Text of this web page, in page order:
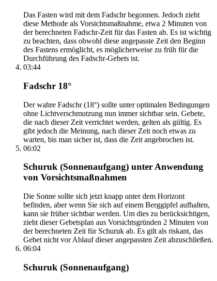
Das Fasten wird mit dem Fadschr begonnen. Jedoch zieht
diese Methode als Vorsichtsmaßnahme, etwa 2 Minuten von
der berechneten Fadschr-Zeit für das Fasten ab. Es ist wichtig
zu beachten, dass obwohl diese angepasste Zeit den Beginn
des Fastens ermöglicht, es möglicherweise zu früh für die
Durchführung des Fadschr-Gebets ist.
03:44
Fadschr 18°
Der wahre Fadschr (18°) sollte unter optimalen Bedingungen
ohne Lichtverschmutzung nun immer sichtbar sein. Gebete,
die nach dieser Zeit verrichtet werden, gelten als gültig. Es
gibt jedoch die Meinung, nach dieser Zeit noch etwas zu
warten, bis man sicher ist, dass die Zeit angebrochen ist.
06:02
Schuruk (Sonnenaufgang) unter Anwendung
von Vorsichtsmaßnahmen
Die Sonne sollte sich jetzt knapp unter dem Horizont
befinden, aber wenn Sie sich auf einem Berggipfel aufhalten,
kann sie früher sichtbar werden. Um dies zu berücksichtigen,
zieht dieser Gebetsplan aus Vorsichtsgründen 2 Minuten von
der berechneten Zeit für Schuruk ab. Es gilt als riskant, das
Gebet nicht vor Ablauf dieser angepassten Zeit abzuschließen.
06:04
Schuruk (Sonnenaufgang)